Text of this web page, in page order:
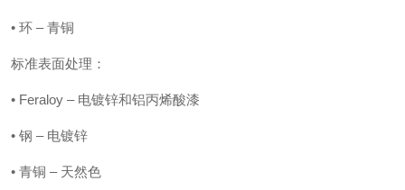
• 环 – 青铜
标准表面处理：
• Feraloy – 电镀锌和铝丙烯酸漆
• 钢 – 电镀锌
• 青铜 – 天然色